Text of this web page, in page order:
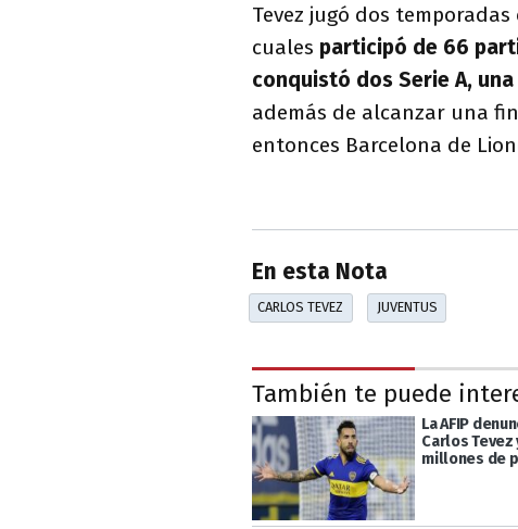
Tevez jugó dos
cuales participó de 66
conquistó dos Serie A,
además de alcanzar una
entonces Barcelona de
En esta Nota
CARLOS TEVEZ JUVENTUS
También te puede
La AFIP
Carlos Tevez
millones de